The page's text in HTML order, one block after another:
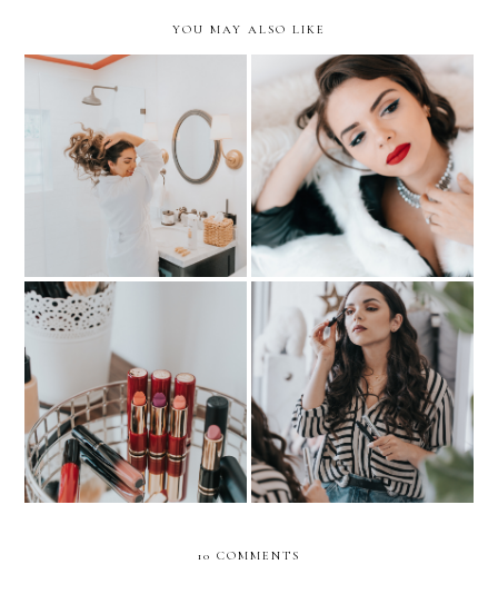
YOU MAY ALSO LIKE
Hair Rescue- anytime
anywhere!
BUSINESS OF
BLOGGING: Behind the
Scenes of a Beauty
Campaign
BEAUTY: My Lip
Wardrobe
The Secret to Long and
Healthy Lashes
10 COMMENTS